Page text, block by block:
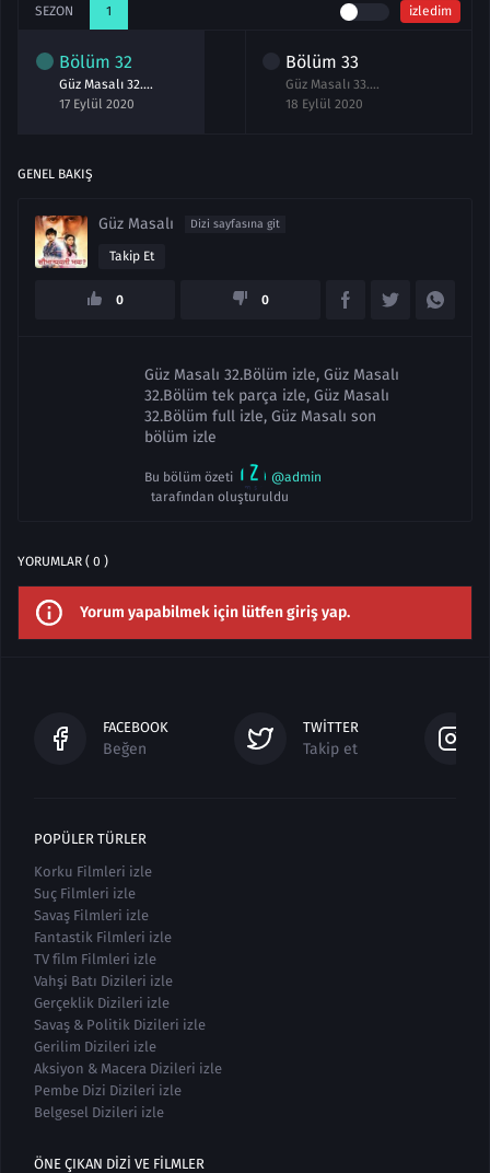
SEZON 1 izledim
Bölüm 32
Güz Masalı 32.Bölüm izle 17 Eylül 2020
17 Eylül 2020
Bölüm 33
Güz Masalı 33.Bölüm izle 18 Eylül 2020
18 Eylül 2020
GENEL BAKIŞ
Güz Masalı Dizi sayfasına git
Takip Et
0 0
Güz Masalı 32.Bölüm izle, Güz Masalı
32.Bölüm tek parça izle, Güz Masalı
32.Bölüm full izle, Güz Masalı son
bölüm izle
Bu bölüm özeti
@admin
tarafından oluşturuldu
YORUMLAR ( 0 )
Yorum yapabilmek için lütfen giriş yap.
FACEBOOK
Beğen
TWITTER
Takip et
POPÜLER TÜRLER
Korku Filmleri izle
Suç Filmleri izle
Savaş Filmleri izle
Fantastik Filmleri izle
TV film Filmleri izle
Vahşi Batı Dizileri izle
Gerçeklik Dizileri izle
Savaş & Politik Dizileri izle
Gerilim Dizileri izle
Aksiyon & Macera Dizileri izle
Pembe Dizi Dizileri izle
Belgesel Dizileri izle
ÖNE ÇIKAN DIZI VE FILMLER